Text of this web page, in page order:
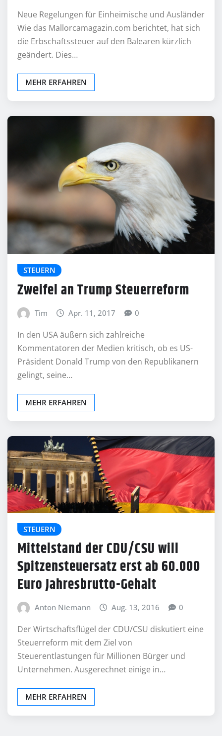
Neue Regelungen für Einheimische und Ausländer
Wie das Mallorcamagazin.com berichtet, hat sich
die Erbschaftssteuer auf den Balearen kürzlich
geändert. Dies…
MEHR ERFAHREN
STEUERN
Zweifel an Trump Steuerreform
Tim Apr. 11, 2017 0
In den USA äußern sich zahlreiche
Kommentatoren der Medien kritisch, ob es US-
Präsident Donald Trump von den Republikanern
gelingt, seine…
MEHR ERFAHREN
STEUERN
Mittelstand der CDU/CSU will
Spitzensteuersatz erst ab 60.000
Euro Jahresbrutto-Gehalt
Anton Niemann Aug. 13, 2016 0
Der Wirtschaftsflügel der CDU/CSU diskutiert eine
Steuerreform mit dem Ziel von
Steuerentlastungen für Millionen Bürger und
Unternehmen. Ausgerechnet einige in…
MEHR ERFAHREN